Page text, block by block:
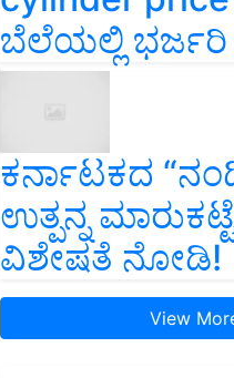
ಬೆಲೆಯಲ್ಲಿ ಭರ್ಜರಿ
ಕರ್ನಾಟಕದ
ಉತ್ಪನ್ನ
ವಿಶೇಷತೆ ನೋಡಿ!
View